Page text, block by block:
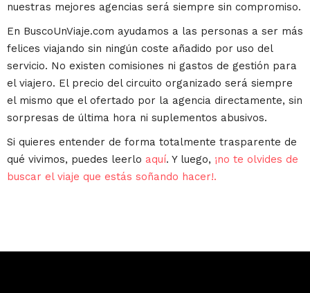
nuestras mejores agencias será siempre sin compromiso.
En BuscoUnViaje.com ayudamos a las personas a ser más
felices viajando sin ningún coste añadido por uso del
servicio. No existen comisiones ni gastos de gestión para
el viajero. El precio del circuito organizado será siempre
el mismo que el ofertado por la agencia directamente, sin
sorpresas de última hora ni suplementos abusivos.
Si quieres entender de forma totalmente trasparente de
qué vivimos, puedes leerlo aquí. Y luego, ¡no te olvides de
buscar el viaje que estás soñando hacer!.